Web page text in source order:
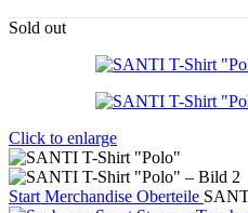
Sold out
Click to enlarge
Start Merchandise Oberteile